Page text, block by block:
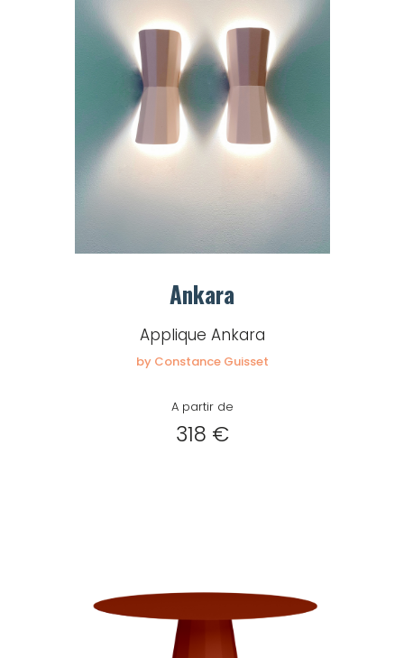
Ankara
Applique Ankara
by Constance Guisset
A partir de
318 €